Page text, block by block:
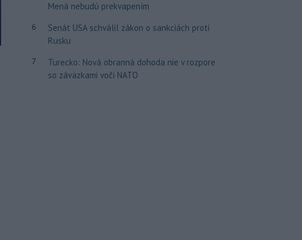
Mená nebudú prekvapením
6
Senát USA schválil zákon o sankciách proti
Rusku
7
Turecko: Nová obranná dohoda nie v rozpore
so záväzkami voči NATO